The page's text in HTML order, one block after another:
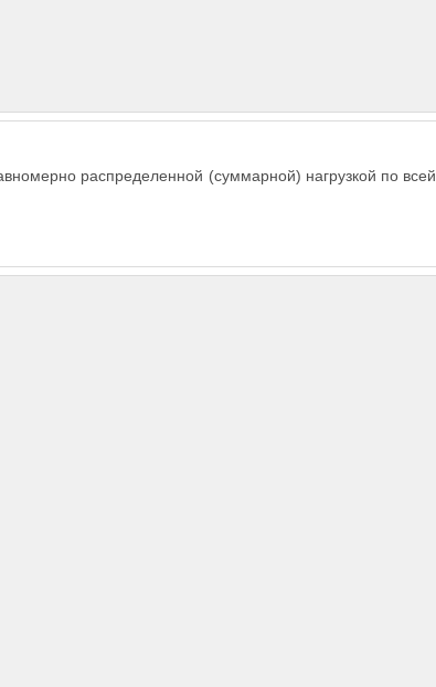
распределенной (суммарной) нагрузкой по всей